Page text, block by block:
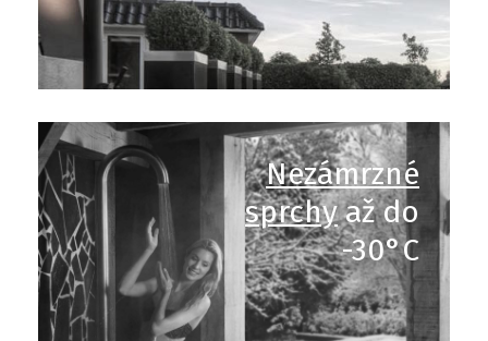
Nezámrzné
sprchyaž do
-30°C